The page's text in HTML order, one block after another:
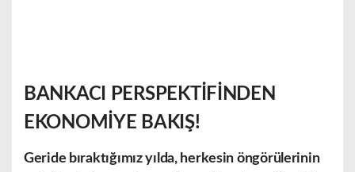
BANKACI PERSPEKTİFİNDEN
EKONOMİYE BAKIŞ!
Geride bıraktığımız yılda, herkesin öngörülerinin